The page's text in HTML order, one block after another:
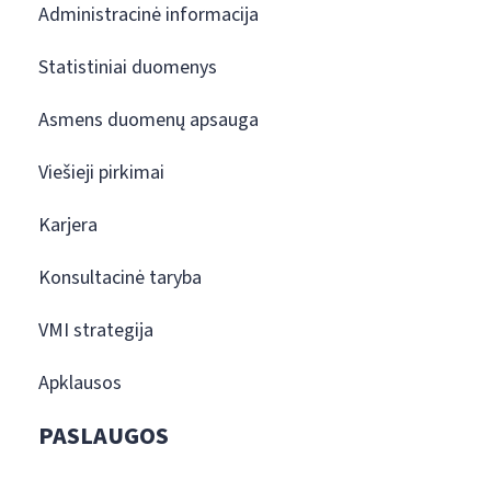
Administracinė informacija
Statistiniai duomenys
Asmens duomenų apsauga
Viešieji pirkimai
Karjera
Konsultacinė taryba
VMI strategija
Apklausos
PASLAUGOS